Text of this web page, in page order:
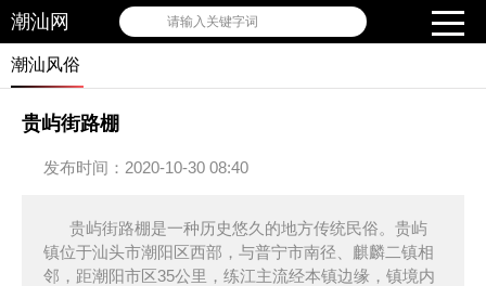
潮汕网 请输入关键字词
潮汕风俗
贵屿街路棚
发布时间：2020-10-30 08:40
贵屿街路棚是一种历史悠久的地方传统民俗。贵屿
镇位于汕头市潮阳区西部，与普宁市南径、麒麟二镇相
邻，距潮阳市区35公里，练江主流经本镇边缘，镇境内